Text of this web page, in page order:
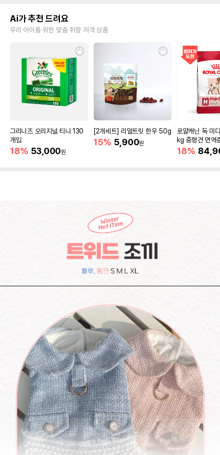
Ai가 추천 드려요
우리 아이를 위한 맞춤 취향 저격 상품
그리니즈 오리지널 티니 130
개입
18% 53,000원
[2개세트] 리얼트릿 한우 50g
15% 5,900원
로얄캐닌 독 미
kg 중형견 면역
18%